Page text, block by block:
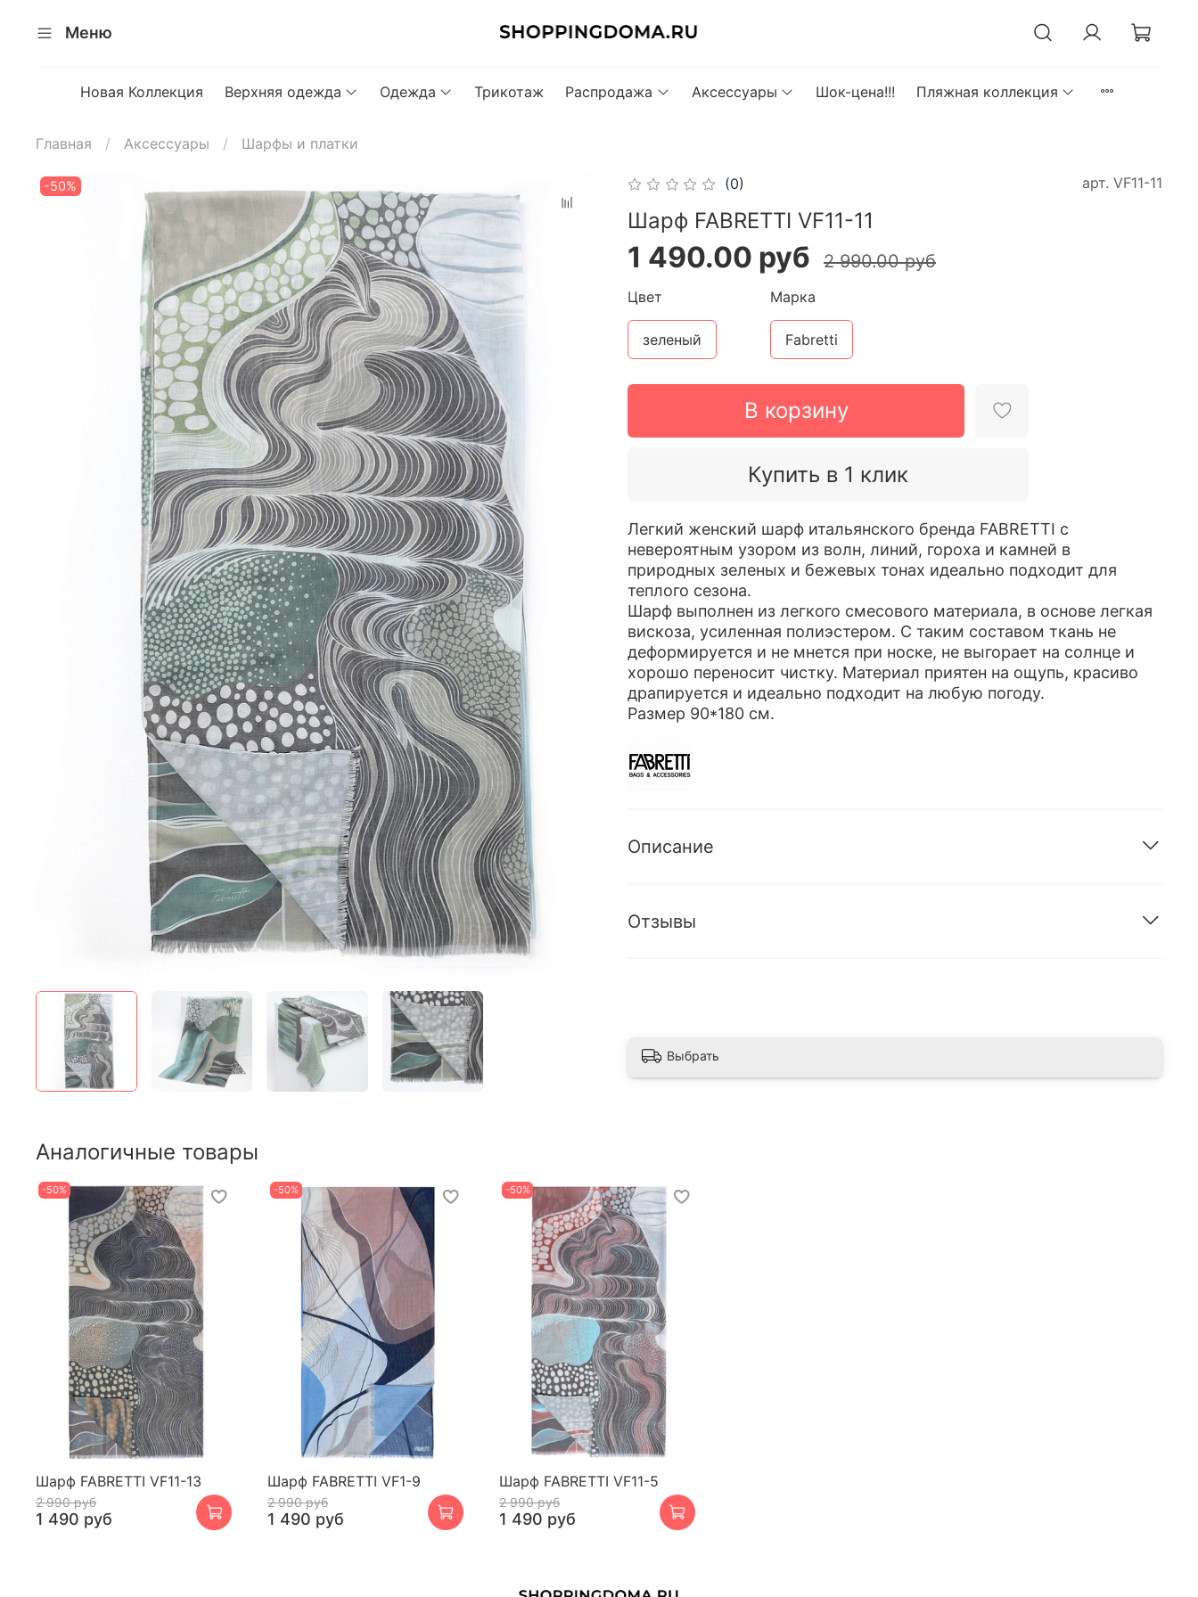
Меню
Новая Коллекция Верхняя одежда Одежда Трикотаж Распродажа Аксессуары Шок-цена!!! Пляжная коллекция
Главная Аксессуары Шарфы и платки
-50% (0) арт. VF11-11
Шарф FABRETTI VF11-11
1 490.00 руб 2 990.00 руб
В корзину
Купить в 1 клик
Цвет
зеленый
Марка
Fabretti
Легкий женский шарф итальянского бренда FABRETTI с
невероятным узором из волн, линий, гороха и камней в
природных зеленых и бежевых тонах идеально подходит для
теплого сезона.
Шарф выполнен из легкого смесового материала, в основе легкая
вискоза, усиленная полиэстером. С таким составом ткань не
деформируется и не мнется при носке, не выгорает на солнце и
хорошо переносит чистку. Материал приятен на ощупь, красиво
драпируется и идеально подходит на любую погоду.
Размер 90*180 см.
Описание
Отзывы
Выбрать
Аналогичные товары
-50%
Шарф FABRETTI VF11-13
2 990 руб
1 490 руб
-50%
Шарф FABRETTI VF1-9
2 990 руб
1 490 руб
-50%
Шарф FABRETTI VF11-5
2 990 руб
1 490 руб